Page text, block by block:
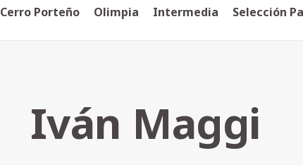
Cerro Porteño Olimpia Intermedia Selección
Iván Maggi